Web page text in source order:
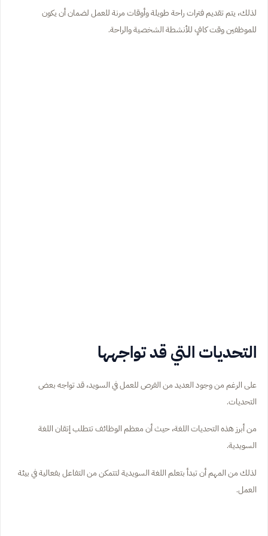
لذلك، يتم تقديم فترات راحة طويلة وأوقات مرنة للعمل لضمان أن يكون
للموظفين وقت كافٍ للأنشطة الشخصية والراحة.
التحديات التي قد تواجهها
على الرغم من وجود العديد من الفرص للعمل في السويد، قد تواجه بعض
التحديات.
من أبرز هذه التحديات اللغة، حيث أن معظم الوظائف تتطلب إتقان اللغة
السويدية.
لذلك من المهم أن تبدأ بتعلم اللغة السويدية لتتمكن من التفاعل بفعالية في بيئة
العمل.